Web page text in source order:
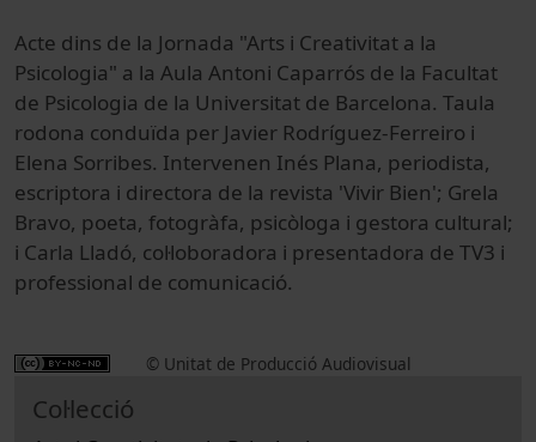
Acte dins de la Jornada "Arts i Creativitat a la
Psicologia" a la Aula Antoni Caparrós de la Facultat
de Psicologia de la Universitat de Barcelona. Taula
rodona conduïda per Javier Rodríguez-Ferreiro i
Elena Sorribes. Intervenen Inés Plana, periodista,
escriptora i directora de la revista 'Vivir Bien'; Grela
Bravo, poeta, fotogràfa, psicòloga i gestora cultural;
i Carla Lladó, col·loboradora i presentadora de TV3 i
professional de comunicació.
© Unitat de Producció Audiovisual
Col·lecció